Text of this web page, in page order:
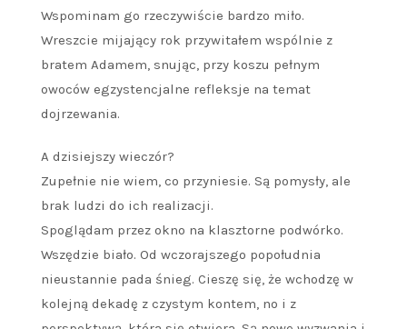
Wspominam go rzeczywiście bardzo miło.
Wreszcie mijający rok przywitałem wspólnie z
bratem Adamem, snując, przy koszu pełnym
owoców egzystencjalne refleksje na temat
dojrzewania.
A dzisiejszy wieczór?
Zupełnie nie wiem, co przyniesie. Są pomysły, ale
brak ludzi do ich realizacji.
Spoglądam przez okno na klasztorne podwórko.
Wszędzie biało. Od wczorajszego popołudnia
nieustannie pada śnieg. Cieszę się, że wchodzę w
kolejną dekadę z czystym kontem, no i z